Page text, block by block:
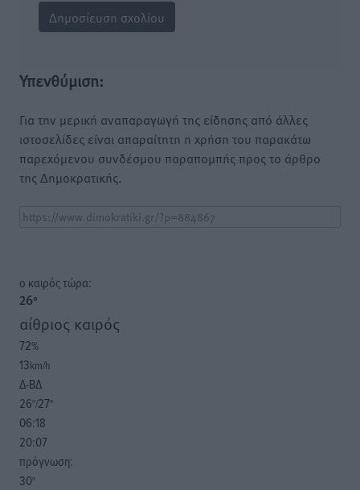
Υπενθύμιση:
Για την μερική αναπαραγωγή της είδησης από άλλες
ιστοσελίδες είναι απαραίτητη η χρήση του παρακάτω
παρεχόμενου συνδέσμου παραπομπής προς το άρθρο
της Δημοκρατικής.
o καιρός τώρα:
26°
αίθριος καιρός
72%
13km/h
Δ-ΒΔ
26°/27°
06:18
20:07
πρόγνωση:
30°